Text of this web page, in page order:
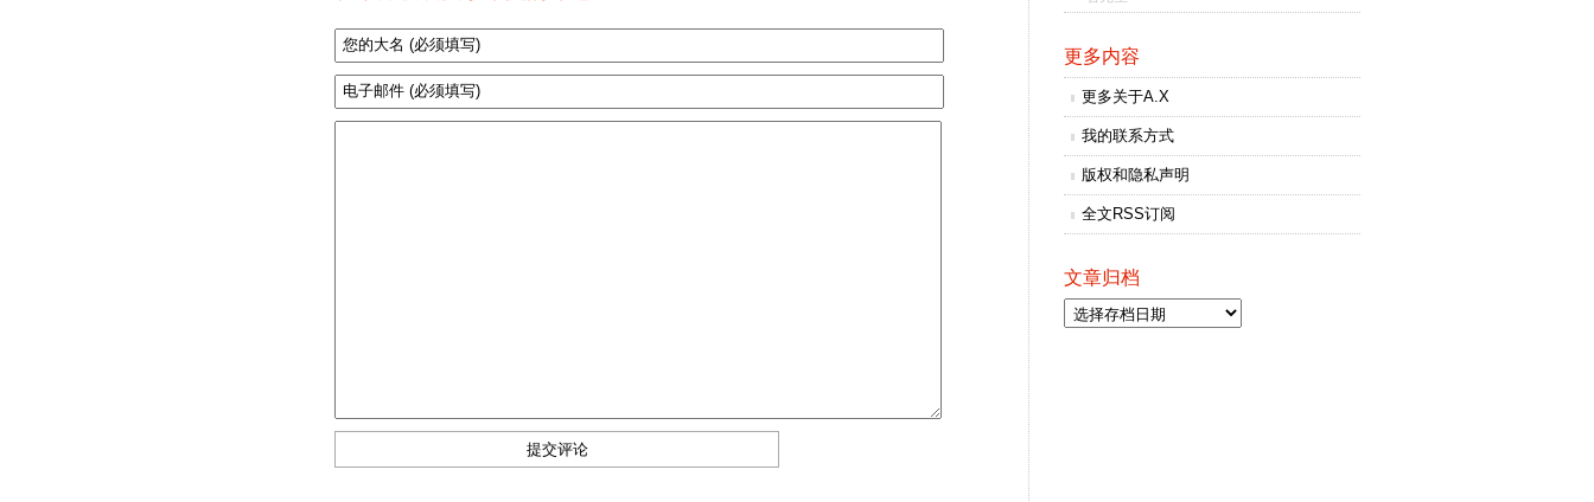
更多内容
更多关于A.X
我的联系方式
版权和隐私声明
全文RSS订阅
文章归档